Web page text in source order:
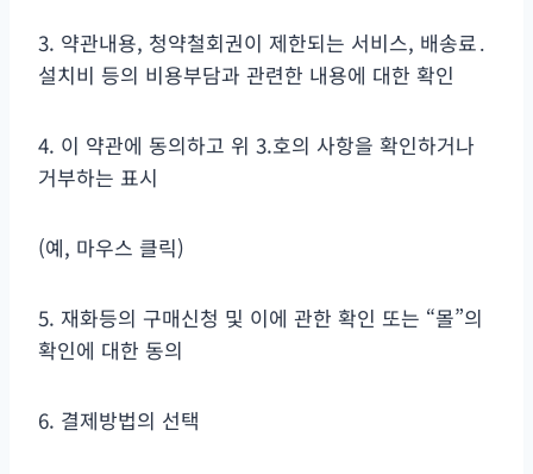
3. 약관내용, 청약철회권이 제한되는 서비스, 배송료․
설치비 등의 비용부담과 관련한 내용에 대한 확인
4. 이 약관에 동의하고 위 3.호의 사항을 확인하거나
거부하는 표시
(예, 마우스 클릭)
5. 재화등의 구매신청 및 이에 관한 확인 또는 “몰”의
확인에 대한 동의
6. 결제방법의 선택